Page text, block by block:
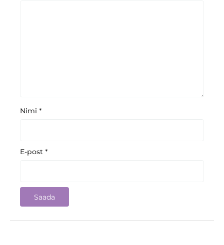
Nimi *
E-post *